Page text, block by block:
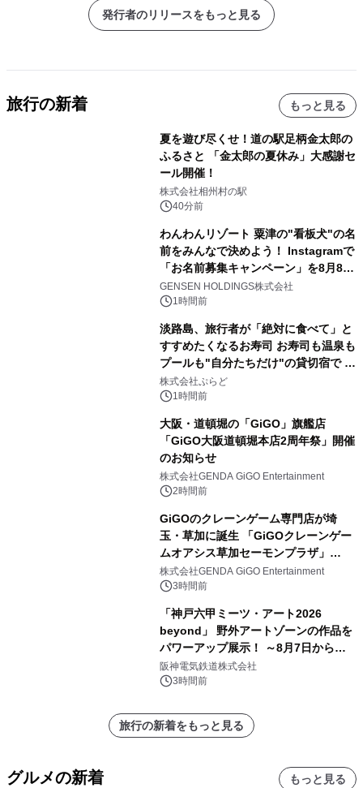
発行者のリリースをもっと見る
旅行の新着 もっと見る
夏を遊び尽くせ！道の駅足柄金太郎の
ふるさと 「金太郎の夏休み」大感謝セ
ール開催！
株式会社相州村の駅
40分前
わんわんリゾート 粟津の"看板犬"の名
前をみんなで決めよう！ Instagramで
「お名前募集キャンペーン」を8月8日
(土)より開催
GENSEN HOLDINGS株式会社
1時間前
淡路島、旅行者が「絶対に食べて」と
すすめたくなるお寿司 お寿司も温泉も
プールも"自分たちだけ"の貸切宿で 1
日1組限定「岩屋温泉 絵島別庭 海と
森」の握り寿司プラン
株式会社ぷらど
1時間前
大阪・道頓堀の「GiGO」旗艦店
「GiGO大阪道頓堀本店2周年祭」開催
のお知らせ
株式会社GENDA GiGO Entertainment
2時間前
GiGOのクレーンゲーム専門店が埼
玉・草加に誕生 「GiGOクレーンゲー
ムオアシス草加セーモンプラザ」
2026年8月7日(金)10時グランドオープ
ン
株式会社GENDA GiGO Entertainment
3時間前
「神戸六甲ミーツ・アート2026
beyond」 野外アートゾーンの作品を
パワーアップ展示！ ～8月7日からは
直前割パスポートを販売～
阪神電気鉄道株式会社
3時間前
旅行の新着をもっと見る
グルメの新着 もっと見る